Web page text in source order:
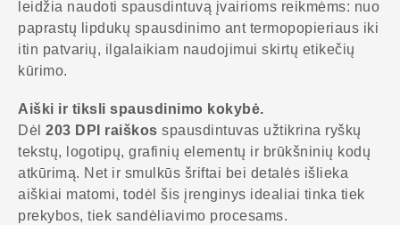
leidžia naudoti spausdintuvą įvairioms reikmėms: nuo
paprastų lipdukų spausdinimo ant termopopieriaus iki
itin patvarių, ilgalaikiam naudojimui skirtų etikečių
kūrimo.
Aiški ir tiksli spausdinimo kokybė.
Dėl 203 DPI raiškos spausdintuvas užtikrina ryškų
tekstų, logotipų, grafinių elementų ir brūkšninių kodų
atkūrimą. Net ir smulkūs šriftai bei detalės išlieka
aiškiai matomi, todėl šis įrenginys idealiai tinka tiek
prekybos, tiek sandėliavimo procesams.